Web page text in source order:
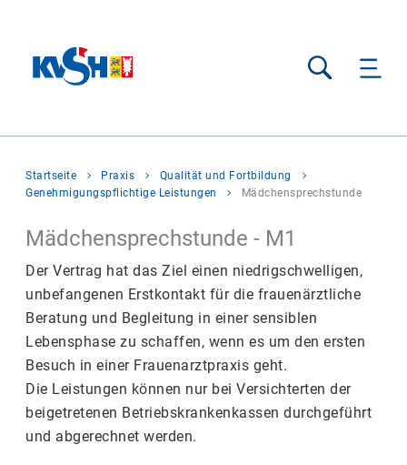
Suche
Sie
befinden
hier:
Startseite Praxis
Qualität und Fortbildung
Genehmigungspflichtige Leistungen
Mädchensprechstunde
Mädchensprechstunde - M1
Der Vertrag hat das Ziel einen niedrigschwelligen,
unbefangenen Erstkontakt für die frauenärztliche
Beratung und Begleitung in einer sensiblen
Lebensphase zu schaffen, wenn es um den ersten
Besuch in einer Frauenarztpraxis geht.
Die Leistungen können nur bei Versichterten der
beigetretenen Betriebskrankenkassen durchgeführt
und abgerechnet werden.